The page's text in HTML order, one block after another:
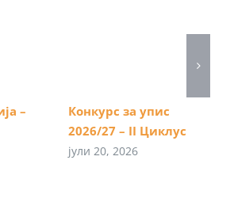
–
Конкурс за упис
2026/27 – II Циклус
јули 20, 2026